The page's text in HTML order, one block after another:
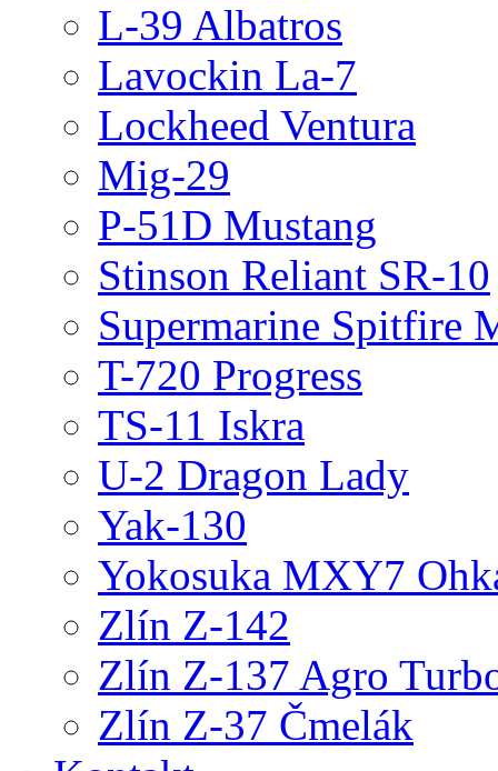
L-39 Albatros
Lavockin La-7
Lockheed Ventura
Mig-29
P-51D Mustang
Stinson Reliant SR-10
Supermarine Spitfire
T-720 Progress
TS-11 Iskra
U-2 Dragon Lady
Yak-130
Yokosuka MXY7
Zlín Z-142
Zlín Z-137 Agro
Zlín Z-37 Čmelák